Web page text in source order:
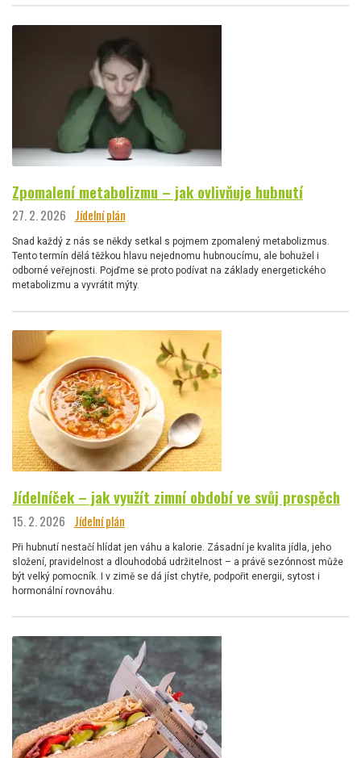
Zpomalení metabolizmu – jak ovlivňuje hubnutí
27. 2. 2026 Jídelní plán
Snad každý z nás se někdy setkal s pojmem zpomalený metabolizmus.
Tento termín dělá těžkou hlavu nejednomu hubnoucímu, ale bohužel i
odborné veřejnosti. Pojďme se proto podívat na základy energetického
metabolizmu a vyvrátit mýty.
Jídelníček – jak využít zimní období ve svůj prospěch
15. 2. 2026 Jídelní plán
Při hubnutí nestačí hlídat jen váhu a kalorie. Zásadní je kvalita jídla, jeho
složení, pravidelnost a dlouhodobá udržitelnost – a právě sezónnost může
být velký pomocník. I v zimě se dá jíst chytře, podpořit energii, sytost i
hormonální rovnováhu.